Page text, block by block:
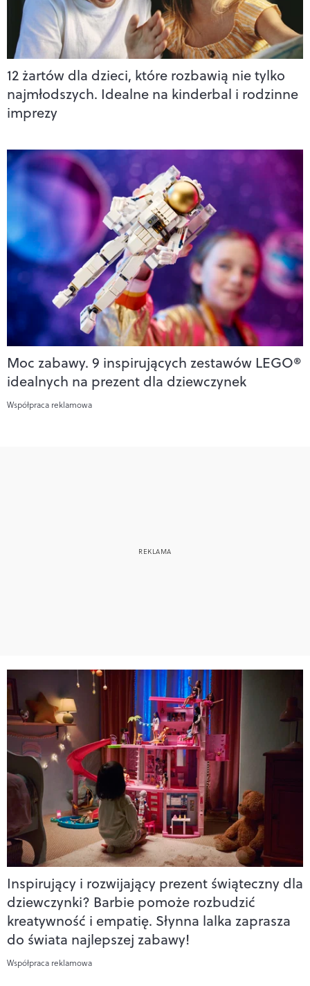
12 żartów dla dzieci, które rozbawią nie tylko
najmłodszych. Idealne na kinderbal i rodzinne
imprezy
Moc zabawy. 9 inspirujących zestawów LEGO®
idealnych na prezent dla dziewczynek
Współpraca reklamowa
Inspirujący i rozwijający prezent świąteczny dla
dziewczynki? Barbie pomoże rozbudzić
kreatywność i empatię. Słynna lalka zaprasza
do świata najlepszej zabawy!
Współpraca reklamowa